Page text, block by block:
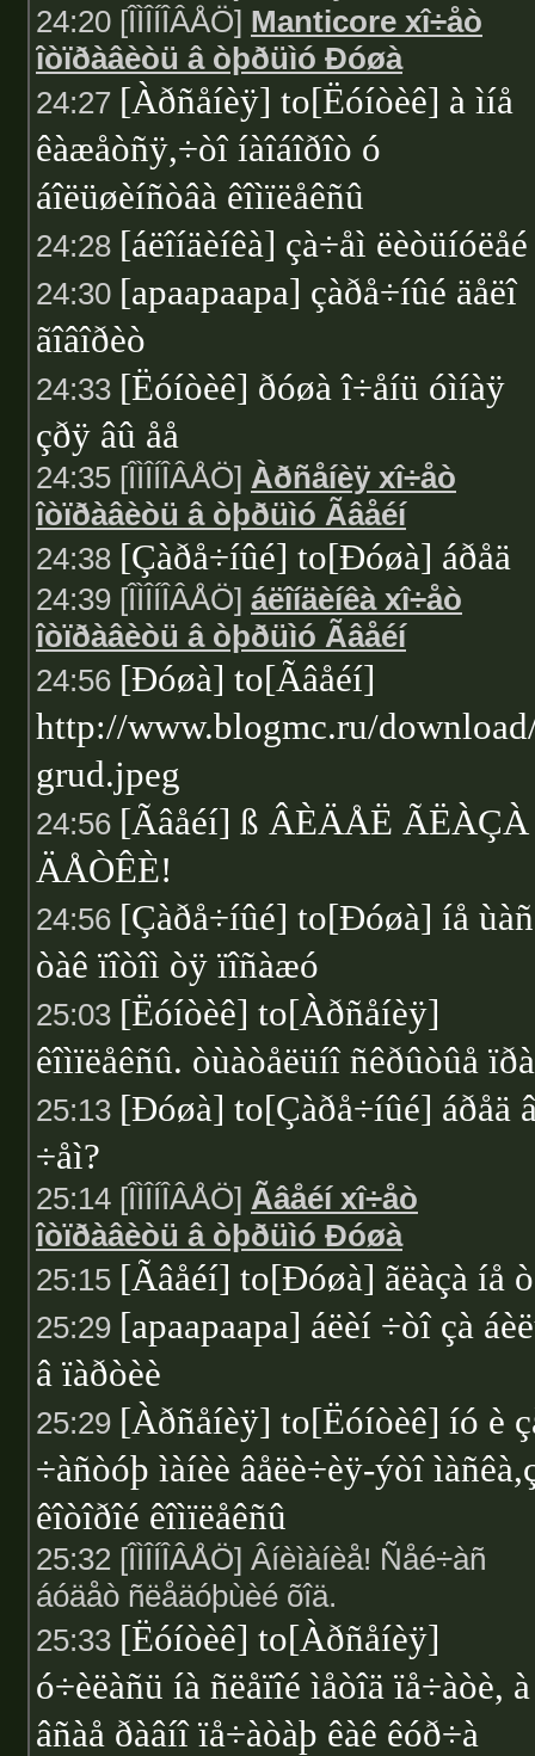
24:20 [ÎÌÎÍÎÂÅÖ] Manticore xî÷åò
îòïðàâèòü â òþðüìó Ðóøà
24:27 [Àðñåíèÿ] to[Ëóíòèê] à ìíå
êàæåòñÿ,÷òî íàîáîðîò ó
áîëüøèíñòâà êîìïëåêñû
24:28 [áëîíäèíêà] çà÷åì ëèòüíóëåé
24:30 [apaapaapa] çàðå÷íûé äåëî
ãîâîðèò
24:33 [Ëóíòèê] ðóøà î÷åíü óìíàÿ
çðÿ âû åå
24:35 [ÎÌÎÍÎÂÅÖ] Àðñåíèÿ xî÷åò
îòïðàâèòü â òþðüìó Ãâåéí
24:38 [Çàðå÷íûé] to[Ðóøà] áðåä
24:39 [ÎÌÎÍÎÂÅÖ] áëîíäèíêà xî÷åò
îòïðàâèòü â òþðüìó Ãâåéí
24:56 [Ðóøà] to[Ãâåéí]
http://www.blogmc.ru/
grud.jpeg
24:56 [Ãâåéí] ß ÂÈÄÅË ÃËÀÇÀ
ÄÅÒÊÈ!
24:56 [Çàðå÷íûé] to[Ðóøà] íå ùàñ
òàê ïîòîì òÿ ïîñàæó
25:03 [Ëóíòèê] to[Àðñåíèÿ]
êîìïëåêñû. òùàòåëüíî ñêðûòûå
25:13 [Ðóøà] to[Çàðå÷íûé] áðåä
÷åì?
25:14 [ÎÌÎÍÎÂÅÖ] Ãâåéí xî÷åò
îòïðàâèòü â òþðüìó Ðóøà
25:15 [Ãâåéí] to[Ðóøà] ãëàçà íå
25:29 [apaapaapa] áëèí ÷òî çà
â ïàðòèè
25:29 [Àðñåíèÿ] to[Ëóíòèê] íó è
÷àñòóþ ìàíèè âåëè÷èÿ-ýòî
êîòîðîé êîìïëåêñû
25:32 [ÎÌÎÍÎÂÅÖ] Âíèìàíèå! Ñåé÷àñ
áóäåò ñëåäóþùèé õîä.
25:33 [Ëóíòèê] to[Àðñåíèÿ]
ó÷èëàñü íà ñëåïîé ìåòîä ïå÷àòè, à
âñàå ðàâíî ïå÷àòàþ êàê êóð÷à